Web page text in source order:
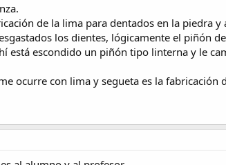
de la lima para dentados en la piedra
los dientes, lógicamente el piñón
está escondido un piñón tipo linterna y le
ocurre con lima y segueta es la fabricación